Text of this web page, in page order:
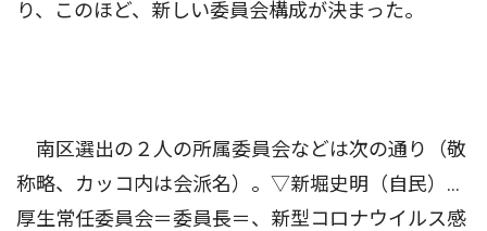
り、このほど、新しい委員会構成が決まった。
南区選出の２人の所属委員会などは次の通り（敬
称略、カッコ内は会派名）。▽新堀史明（自民）...
厚生常任委員会＝委員長＝、新型コロナウイルス感